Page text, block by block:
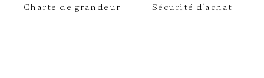
Charte de grandeur Sécurité d'achat